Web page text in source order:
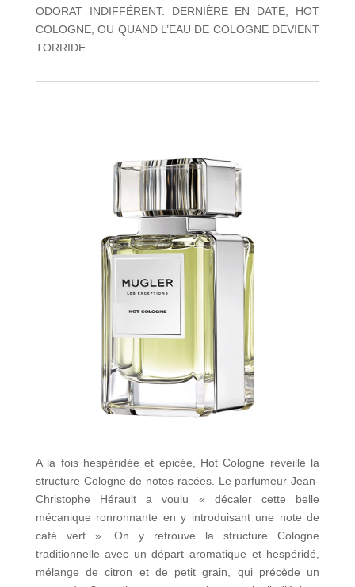
ODORAT INDIFFÉRENT. DERNIÈRE EN DATE, HOT
COLOGNE, OU QUAND L’EAU DE COLOGNE DEVIENT
TORRIDE…
A la fois hespéridée et épicée, Hot Cologne réveille la
structure Cologne de notes racées. Le parfumeur Jean-
Christophe Hérault a voulu « décaler cette belle
mécanique ronronnante en y introduisant une note de
café vert ». On y retrouve la structure Cologne
traditionnelle avec un départ aromatique et hespéridé,
mélange de citron et de petit grain, qui précède un